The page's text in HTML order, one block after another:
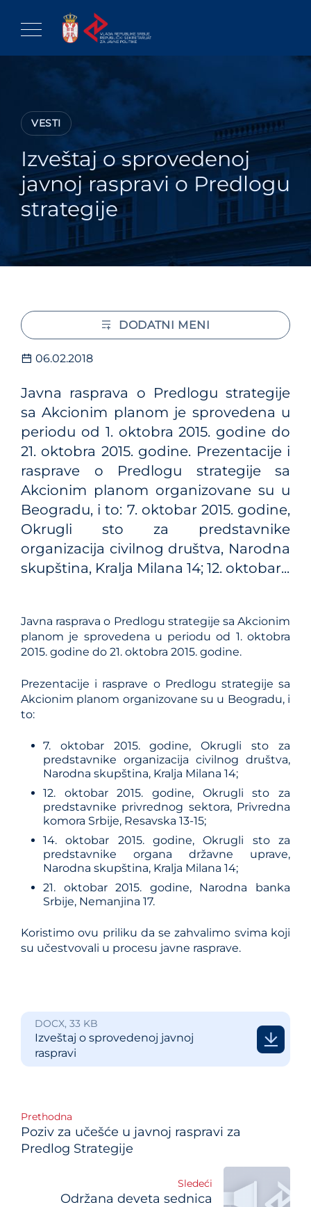
content
VESTI
Izveštaj o sprovedenoj
javnoj raspravi o Predlogu
strategije
06.02.2018
Javna rasprava o Predlogu strategije
sa Akcionim planom je sprovedena u
periodu od 1. oktobra 2015. godine do
21. oktobra 2015. godine. Prezentacije i
rasprave o Predlogu strategije sa
Akcionim planom organizovane su u
Beogradu, i to: 7. oktobar 2015. godine,
Okrugli sto za predstavnike
organizacija civilnog društva, Narodna
skupština, Kralja Milana 14; 12. oktobar...
Javna rasprava o Predlogu strategije sa Akcionim
planom je sprovedena u periodu od 1. oktobra
2015. godine do 21. oktobra 2015. godine.
Prezentacije i rasprave o Predlogu strategije sa
Akcionim planom organizovane su u Beogradu, i
to:
7. oktobar 2015. godine, Okrugli sto za
predstavnike organizacija civilnog društva,
Narodna skupština, Kralja Milana 14;
12. oktobar 2015. godine, Okrugli sto za
predstavnike privrednog sektora, Privredna
komora Srbije, Resavska 13-15;
14. oktobar 2015. godine, Okrugli sto za
predstavnike organa državne uprave,
Narodna skupština, Kralja Milana 14;
21. oktobar 2015. godine, Narodna banka
Srbije, Nemanjina 17.
Koristimo ovu priliku da se zahvalimo svima koji
su učestvovali u procesu javne rasprave.
DOCX, 33 KB
Izveštaj o sprovedenoj javnoj
raspravi
Post
navigation
Prethodna
Poziv za učešće u javnoj raspravi za
Predlog Strategije
Sledeći
Održana deveta sednica
DODATNI MENI